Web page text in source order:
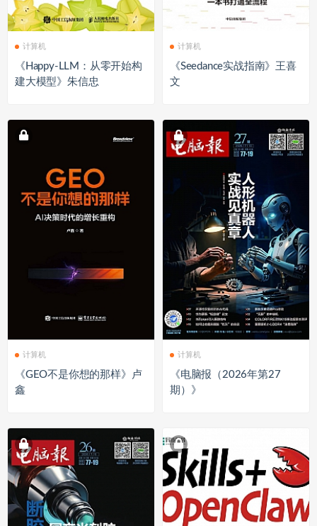
计算机
《Happy-LLM：从零开始构
建大模型》朱信忠
计算机
《Seedance实战指南》王喜
文
计算机
《GEO不是你想的那样》卢
鑫
计算机
《电脑报（2026年第27
期）》